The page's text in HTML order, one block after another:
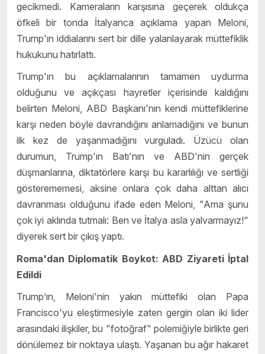
gecikmedi. Kameraların karşısına geçerek oldukça
öfkeli bir tonda İtalyanca açıklama yapan Meloni,
Trump'ın iddialarını sert bir dille yalanlayarak müttefiklik
hukukunu hatırlattı.
Trump'ın bu açıklamalarının tamamen uydurma
olduğunu ve açıkçası hayretler içerisinde kaldığını
belirten Meloni, ABD Başkanı'nın kendi müttefiklerine
karşı neden böyle davrandığını anlamadığını ve bunun
ilk kez de yaşanmadığını vurguladı. Üzücü olan
durumun, Trump'ın Batı'nın ve ABD'nin gerçek
düşmanlarına, diktatörlere karşı bu kararlılığı ve sertliği
gösterememesi, aksine onlara çok daha alttan alıcı
davranması olduğunu ifade eden Meloni, "Ama şunu
çok iyi aklında tutmalı: Ben ve İtalya asla yalvarmayız!"
diyerek sert bir çıkış yaptı.
Roma'dan Diplomatik Boykot: ABD Ziyareti İptal
Edildi
Trump’ın, Meloni'nin yakın müttefiki olan Papa
Francisco'yu eleştirmesiyle zaten gergin olan iki lider
arasındaki ilişkiler, bu "fotoğraf" polemiğiyle birlikte geri
dönülemez bir noktaya ulaştı. Yaşanan bu ağır hakaret